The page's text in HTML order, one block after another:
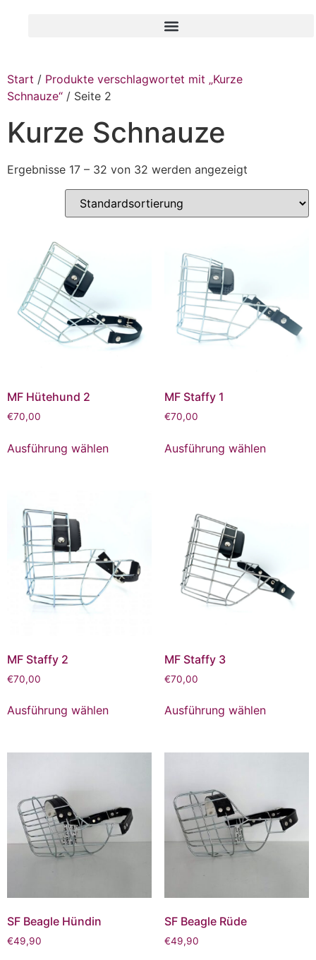
Start / Produkte verschlagwortet mit „Kurze
Schnauze“ / Seite 2
Kurze Schnauze
Ergebnisse 17 – 32 von 32 werden angezeigt
MF Hütehund 2
€70,00
Ausführung wählen
MF Staffy 1
€70,00
Ausführung wählen
MF Staffy 2
€70,00
Ausführung wählen
MF Staffy 3
€70,00
Ausführung wählen
SF Beagle Hündin
€49,90
SF Beagle Rüde
€49,90